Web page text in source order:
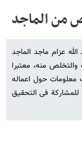
من الماجد
عزام ماجد الماجد
والتخلص منه، معتبرا
معلومات حول اعماله
للمشارکة فی التحقیق